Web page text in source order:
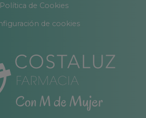
Política de Cookies
de cookies